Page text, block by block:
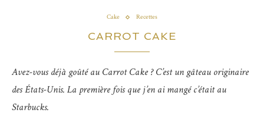
Cake Recettes
CARROT CAKE
Avez-vous déjà goûté au Carrot Cake ? C’est un gâteau originaire
des États-Unis. La première fois que j’en ai mangé c’était au
Starbucks.